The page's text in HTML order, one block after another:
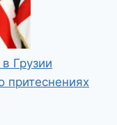
Грузии
притеснениях